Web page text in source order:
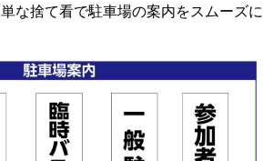
な捨て看で駐車場の案内をスムーズに